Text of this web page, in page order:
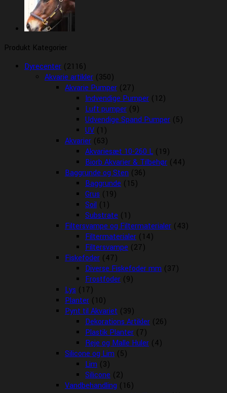
Produkt Kategorier
Dyrecenter (2116)
Akvarie artikler (350)
Akvarie Pumper (27)
Indvendige Pumper (12)
Luft pumper (9)
Udvendige Spand Pumper (5)
UV (1)
Akvarier (63)
Akvariesæt 10-260 L (19)
Biorb Akvarier & Tilbehør (44)
Baggrunde og Sten (36)
Baggrunde (15)
Grus (19)
Soil (1)
Substrate (1)
Filtersvampe og Filtermaterialer (43)
Filtermaterialer (14)
Filtersvampe (27)
Fiskefoder (47)
Diverse Fiskefoder mm (37)
Frostfoder (9)
Lys (17)
Planter (10)
Pynt til Akvariet (39)
Dekorations Artikler (26)
Plastik Planter (7)
Reje og Malle Huler (4)
Silicone og Lim (5)
Lim (3)
Silicone (2)
Vandbehandling (16)